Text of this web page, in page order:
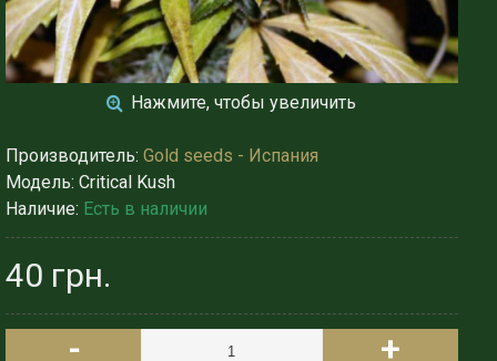
Нажмите, чтобы увеличить
Производитель: Gold seeds - Испания
Модель: Critical Kush
Наличие: Есть в наличии
40 грн.
-
+